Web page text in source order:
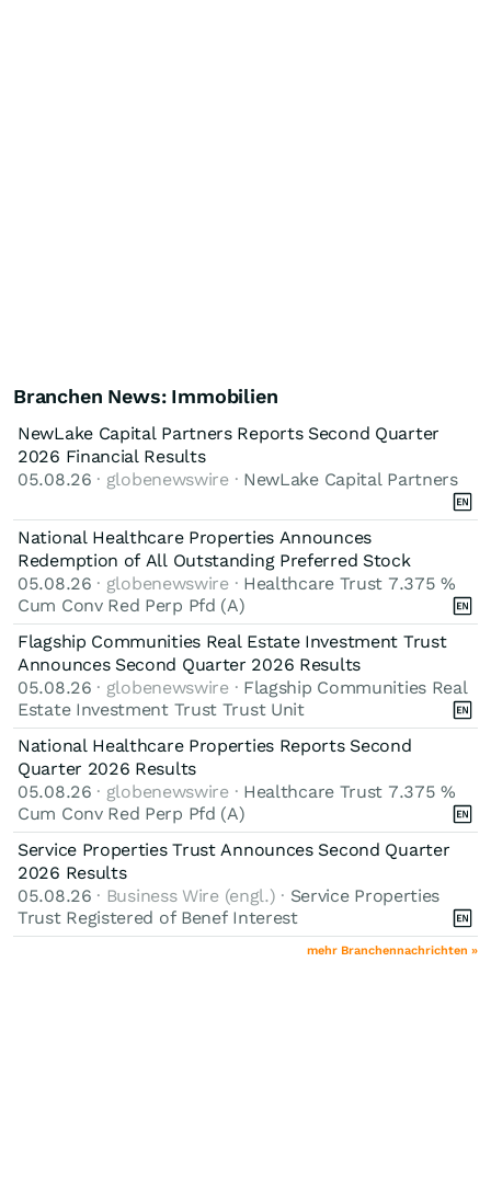
Branchen News: Immobilien
NewLake Capital Partners Reports Second Quarter
2026 Financial Results
05.08.26 · globenewswire · NewLake Capital Partners
National Healthcare Properties Announces
Redemption of All Outstanding Preferred Stock
05.08.26 · globenewswire · Healthcare Trust 7.375 %
Cum Conv Red Perp Pfd (A)
Flagship Communities Real Estate Investment Trust
Announces Second Quarter 2026 Results
05.08.26 · globenewswire · Flagship Communities Real
Estate Investment Trust Trust Unit
National Healthcare Properties Reports Second
Quarter 2026 Results
05.08.26 · globenewswire · Healthcare Trust 7.375 %
Cum Conv Red Perp Pfd (A)
Service Properties Trust Announces Second Quarter
2026 Results
05.08.26 · Business Wire (engl.) · Service Properties
Trust Registered of Benef Interest
mehr Branchennachrichten »